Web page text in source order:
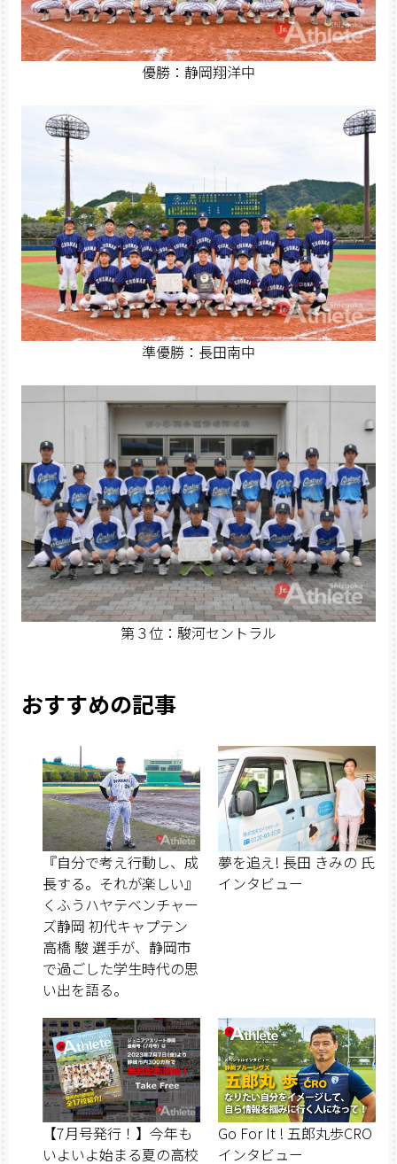
優勝：静岡翔洋中
準優勝：長田南中
第３位：駿河セントラル
おすすめの記事
『自分で考え行動し、成
長する。それが楽しい』
くふうハヤテベンチャー
ズ静岡 初代キャプテン
高橋 駿 選手が、静岡市
で過ごした学生時代の思
い出を語る。
夢を追え! 長田 きみの 氏
インタビュー
【7月号発行！】今年も
いよいよ始まる夏の高校
Go For It ! 五郎丸歩CRO
インタビュー